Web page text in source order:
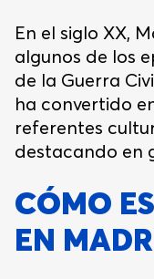
En el siglo XX,
algunos de los
de la Guerra
ha convertido
referentes
destacando en
CÓMO
EN